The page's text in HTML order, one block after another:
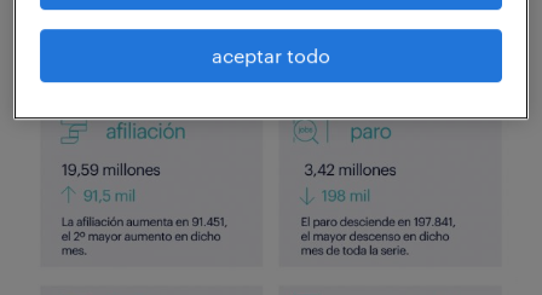
aceptar todo